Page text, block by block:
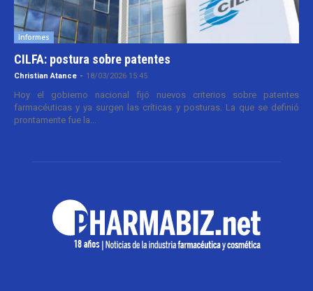
Informes
CILFA: postura sobre patentes
Christian Atance - 18/03/2026 15:45
Hoy el gobierno nacional fijó nuevos criterios sobre patentes
farmacéuticas y ya surgen las críticas y posturas. La que se definió
prontamente fue la...